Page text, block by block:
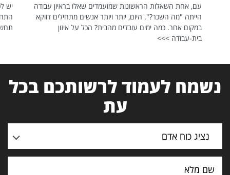
עם, אחת השאלות הראשונות שמועמדים שאלו בראיון עבודה
הייתה "מה השכר?". היום, יותר ויותר אנשים מתחילים דווקא
במקום אחר. כמה ימים עובדים מהבית? הכל על איזון
בית-עבודה >>>
יש
נשמח לעמוד לרשותכם בכל
עת
נציג כוח אדם